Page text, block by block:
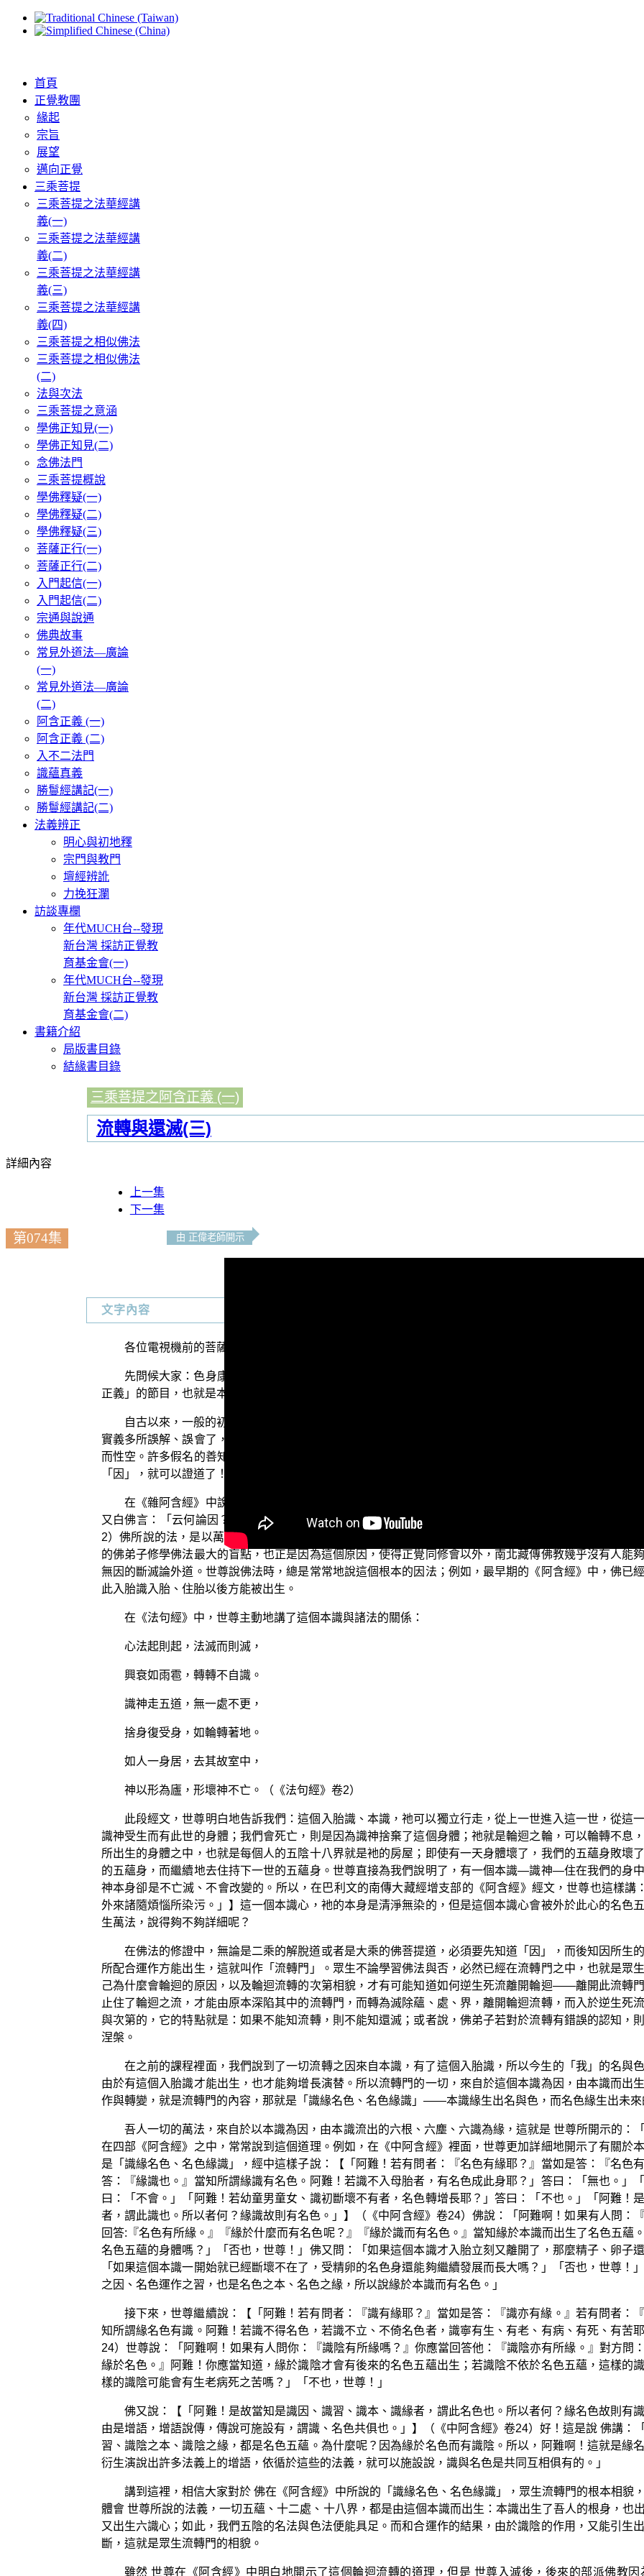
首頁
正覺教團
緣起
宗旨
展望
邁向正覺
三乘菩提
三乘菩提之法華經講
義(一)
三乘菩提之法華經講
義(二)
三乘菩提之法華經講
義(三)
三乘菩提之法華經講
義(四)
三乘菩提之相似佛法
三乘菩提之相似佛法
(二)
法與次法
三乘菩提之意涵
學佛正知見(一)
學佛正知見(二)
念佛法門
三乘菩提概說
學佛釋疑(一)
學佛釋疑(二)
學佛釋疑(三)
菩薩正行(一)
菩薩正行(二)
入門起信(一)
入門起信(二)
宗通與說通
佛典故事
常見外道法—廣論
(一)
常見外道法—廣論
(二)
阿含正義 (一)
阿含正義 (二)
入不二法門
識蘊真義
勝鬘經講記(一)
勝鬘經講記(二)
法義辨正
明心與初地釋
宗門與教門
壇經辨訛
力挽狂瀾
訪談專欄
年代MUCH台--發現
新台灣 採訪正覺教
育基金會(一)
年代MUCH台--發現
新台灣 採訪正覺教
育基金會(二)
書籍介紹
局版書目錄
結緣書目錄
三乘菩提之阿含正義 (一)
流轉與還滅(三)
詳細內容
上一集
下一集
第074集 由 正偉老師開示
文字內容
各位電視機前的菩薩們：阿彌陀佛！
先問候大家：色身康泰否？少病少惱否？遊步輕利否？眾生易度否？各位現在所收看的節目，是由佛
正義」的節目，也就是本會 平實導師的著作《阿含正義》的導讀課程。
自古以來，一般的初機學佛大眾，在進入佛門研讀 世尊初轉法輪言簡意賅的《阿含經》，常常由於缺
實義多所誤解、誤會了，以為說《阿含經》講的就只是五蘊寂滅、六識寂滅，所以就成了一切都無的斷滅
而性空。許多假名的善知識誤解了《稻稈經》中所說的：「見緣起則見法，見法則見佛。」然後大言不慚
「因」，就可以證道了！自以為如此，就是見道、修道，卻故意忘了佛所說的法乃是說因之法，而非單說緣
在《雜阿含經》中說到：【（婆羅門）至世尊所，問訊安不，却坐一面，白世尊曰：「沙門瞿曇！何
又白佛言：「云何論因？云何說因？」佛告婆羅門：「有因有緣集世間，有因有緣世間集；有因有緣滅
2）佛所說的法，是以萬法的「因」為前提，然後才能說從「因」所出生的「緣」；如果不知因、不證因
的佛弟子修學佛法最大的盲點，也正是因為這個原因，使得正覺同修會以外，南北藏傳佛教幾乎沒有人能
無因的斷滅論外道。世尊說佛法時，總是常常地說這個根本的因法；例如，最早期的《阿含經》中，佛已
此入胎識入胎、住胎以後方能被出生。
在《法句經》中，世尊主動地講了這個本識與諸法的關係：
心法起則起，法滅而則滅，
興衰如雨雹，轉轉不自識。
識神走五道，無一處不更，
捨身復受身，如輪轉著地。
如人一身居，去其故室中，
神以形為廬，形壞神不亡。（《法句經》卷2）
此段經文，世尊明白地告訴我們：這個入胎識、本識，祂可以獨立行走，從上一世進入這一世，從這
識神受生而有此世的身體；我們會死亡，則是因為識神捨棄了這個身體；祂就是輪迴之輪，可以輪轉不息
所出生的身體之中，也就是每個人的五陰十八界就是衪的房屋；即使有一天身體壞了，我們的五蘊身敗壞
的五蘊身，而繼續地去住持下一世的五蘊身。世尊直接為我們說明了，有一個本識—識神—住在我們的身
神本身卻是不亡滅、不會改變的。所以，在巴利文的南傳大藏經增支部的《阿含經》經文，世尊也這樣講
外來諸隨煩惱所染污。」】這一個本識心，衪的本身是清淨無染的，但是這個本識心會被外於此心的名色
生萬法，說得夠不夠詳細呢？
在佛法的修證中，無論是二乘的解脫道或者是大乘的佛菩提道，必須要先知道「因」，而後知因所生
所配合運作方能出生，這就叫作「流轉門」。眾生不論學習佛法與否，必然已經在流轉門之中，也就是眾
己為什麼會輪迴的原因，以及輪迴流轉的次第相貌，才有可能知道如何逆生死流離開輪迴——離開此流轉
止住了輪迴之流，才能由原本深陷其中的流轉門，而轉為滅除蘊、處、界，離開輪迴流轉，而入於逆生死
與次第的，它的特點就是：如果不能知流轉，則不能知還滅；或者說，佛弟子若對於流轉有錯誤的認知，
涅槃。
在之前的課程裡面，我們說到了一切流轉之因來自本識，有了這個入胎識，所以今生的「我」的名與
由於有這個入胎識才能出生，也才能夠增長演替。所以流轉門的一切，來自於這個本識為因，由本識而出
作與轉變，就是流轉門的內容，那就是「識緣名色、名色緣識」——本識緣生出名與色，而名色緣生出未來
吾人一切的萬法，來自於以本識為因，由本識流出的六根、六塵、六識為緣，這就是 世尊所開示的：
在四部《阿含經》之中，常常說到這個道理。例如，在《中阿含經》裡面，世尊更加詳細地開示了有關於
是「識緣名色、名色緣識」，經中這樣子說：【「阿難！若有問者：『名色有緣耶？』當如是答：『名色
答：『緣識也。』當知所謂緣識有名色。阿難！若識不入母胎者，有名色成此身耶？」答曰：「無也。」
曰：「不會。」「阿難！若幼童男童女、識初斷壞不有者，名色轉增長耶？」答曰：「不也。」「阿難！
者，謂此識也。所以者何？緣識故則有名色。」】（《中阿含經》卷24）佛說：「阿難啊！如果有人問：
回答:『名色有所緣。』『緣於什麼而有名色呢？』『緣於識而有名色。』當知緣於本識而出生了名色五蘊
名色五蘊的身體嗎？」「否也，世尊！」佛又問：「如果這個本識才入胎立刻又離開了，那麼精子、卵子
「如果這個本識一開始就已經斷壞不在了，受精卵的名色身還能夠繼續發展而長大嗎？」「否也，世尊！
之因、名色運作之習，也是名色之本、名色之緣，所以說緣於本識而有名色。」
接下來，世尊繼續說：【「阿難！若有問者：『識有緣耶？』當如是答：『識亦有緣。』若有問者：
知所謂緣名色有識。阿難！若識不得名色，若識不立、不倚名色者，識寧有生、有老、有病、有死、有苦
24）世尊說：「阿難啊！如果有人問你：『識陰有所緣嗎？』你應當回答他：『識陰亦有所緣。』對方問
緣於名色。』阿難！你應當知道，緣於識陰才會有後來的名色五蘊出生；若識陰不依於名色五蘊，這樣的
樣的識陰可能會有生老病死之苦嗎？」「不也，世尊！」
佛又說：【「阿難！是故當知是識因、識習、識本、識緣者，謂此名色也。所以者何？緣名色故則有
由是增語，增語說傳，傳說可施設有，謂識、名色共俱也。」】（《中阿含經》卷24）好！這是說 佛講：
習、識陰之本、識陰之緣，都是名色五蘊。為什麼呢？因為緣於名色而有識陰。所以，阿難啊！這就是緣
衍生演說出許多法義上的增語，依循於這些的法義，就可以施設說，識與名色是共同互相俱有的。」
講到這裡，相信大家對於 佛在《阿含經》中所說的「識緣名色、名色緣識」，眾生流轉門的根本相貌
體會 世尊所說的法義，一切五蘊、十二處、十八界，都是由這個本識而出生：本識出生了吾人的根身，
又出生六識心；如此，我們五陰的名法與色法便能具足。而和合運作的結果，由於識陰的作用，又能引生
斷，這就是眾生流轉門的相貌。
雖然 世尊在《阿含經》中明白地開示了這個輪迴流轉的道理，但是 世尊入滅後，後來的部派佛教